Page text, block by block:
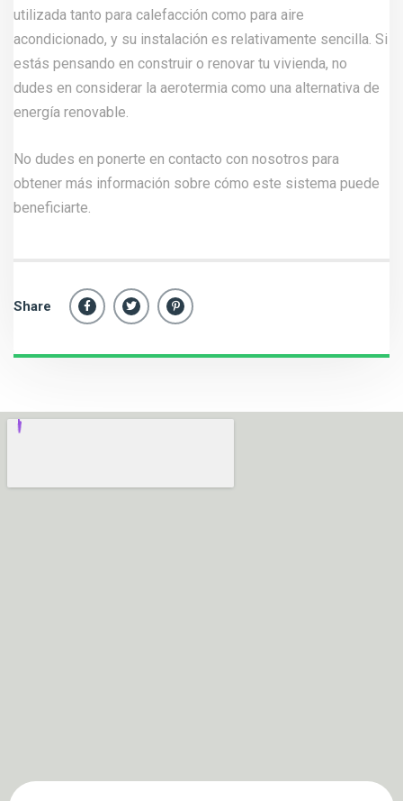
utilizada tanto para calefacción como para aire
acondicionado, y su instalación es relativamente sencilla. Si
estás pensando en construir o renovar tu vivienda, no
dudes en considerar la aerotermia como una alternativa de
energía renovable.
No dudes en ponerte en contacto con nosotros para
obtener más información sobre cómo este sistema puede
beneficiarte.
Share